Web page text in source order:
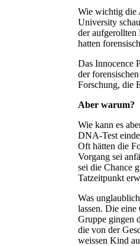
Wie wichtig die
University
der aufgerollten
hatten
Das Innocence
der
Forschung, die
Aber warum?
Wie kann es
DNA-Test
Oft hätten die
Vorgang sei
sei die Chance
Tatzeitpunkt
Was
lassen. Die
Gruppe gingen
die von der
weissen Kind